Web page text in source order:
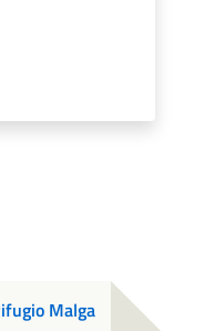
Malga